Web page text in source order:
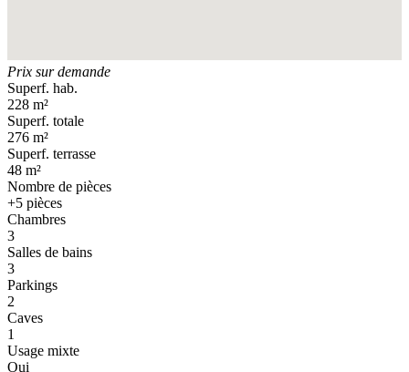
Prix sur demande
Superf. hab.
228 m²
Superf. totale
276 m²
Superf. terrasse
48 m²
Nombre de pièces
+5 pièces
Chambres
3
Salles de bains
3
Parkings
2
Caves
1
Usage mixte
Oui